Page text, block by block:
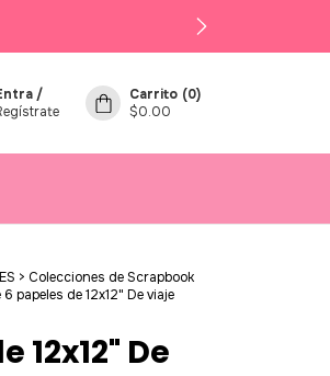
/
Carrito (0)
$0.00
> Colecciones de Scrapbook
papeles de 12x12" De viaje
12x12" De